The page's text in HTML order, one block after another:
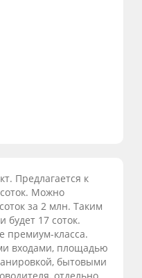
Предлагается к
Можно
за 2 млн. Таким
17 соток.
премиум-класса.
входами, площадью
бытовыми
отдельно